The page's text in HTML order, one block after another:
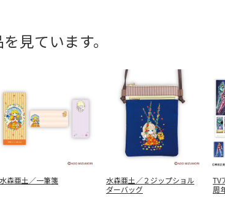
見ています。
水森亜土／一筆箋
水森亜土／２ジップショル
ダーバッグ
TV
周
ト